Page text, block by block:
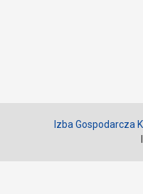
Izba Gospodarcza